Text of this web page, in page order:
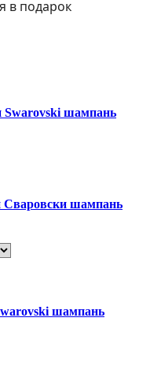
в подарок
Swarovski шампань
Сваровски шампань
шампань